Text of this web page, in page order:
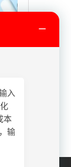
入
本
输